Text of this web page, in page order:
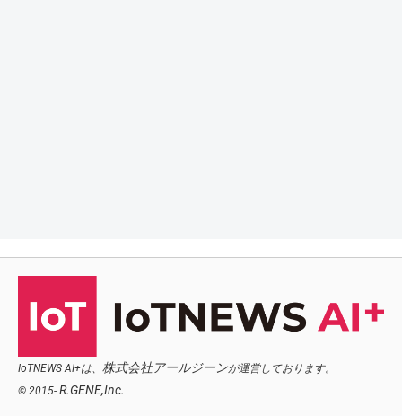
IoTNEWS AI+は、 株式会社アールジーンが運営しております。
© 2015- R.GENE,Inc.